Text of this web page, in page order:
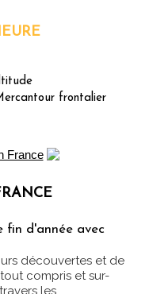
frontalier
fin d'année avec
découvertes et de
compris et sur-
les...